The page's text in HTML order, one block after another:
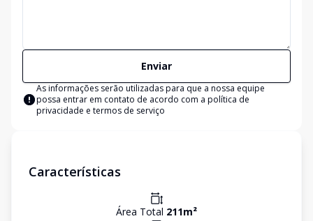
Enviar
As informações serão utilizadas para que a nossa equipe
possa entrar em contato de acordo com a política de
privacidade e termos de serviço
Características
Área Total 211m²